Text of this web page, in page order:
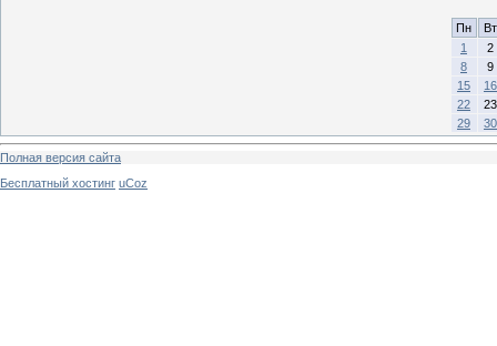
Пн
Вт
1
2
8
9
15
16
22
23
29
30
Полная версия сайта
Бесплатный хостинг uCoz